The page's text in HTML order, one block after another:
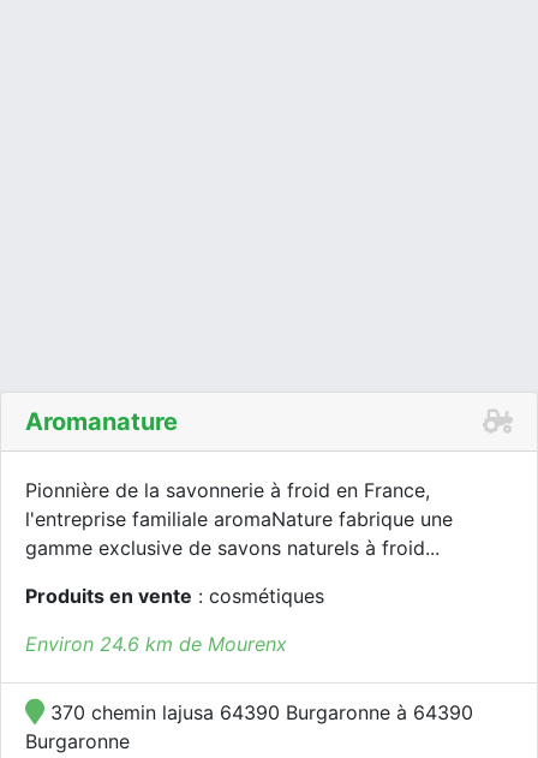
Aromanature
Pionnière de la savonnerie à froid en France,
l'entreprise familiale aromaNature fabrique une
gamme exclusive de savons naturels à froid...
Produits en vente : cosmétiques
Environ 24.6 km de Mourenx
370 chemin lajusa 64390 Burgaronne à 64390
Burgaronne